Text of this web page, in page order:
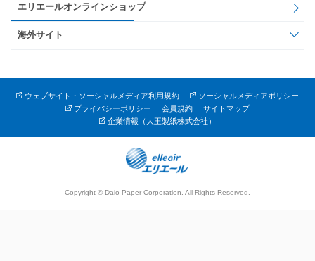
エリエールオンラインショップ
海外サイト
ウェブサイト・ソーシャルメディア利用規約
ソーシャルメディアポリシー
プライバシーポリシー
会員規約
サイトマップ
企業情報（大王製紙株式会社）
Copyright © Daio Paper Corporation. All Rights Reserved.